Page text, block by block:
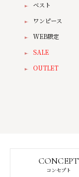
ベスト
ワンピース
WEB限定
SALE
OUTLET
CONCEPT
コンセプト